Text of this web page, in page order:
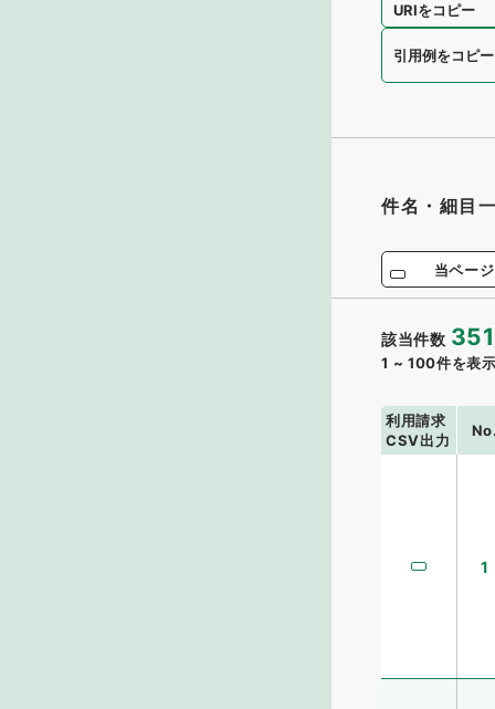
URIをコピー
引用例をコピー
件名・細目
当ペー
該当件数 351
1 ~ 100件を表
利用請求
CSV出力
1